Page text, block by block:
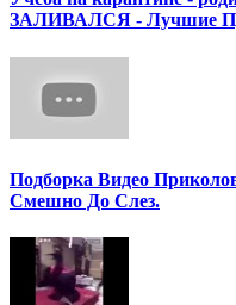
ЗАЛИВАЛСЯ - Лучшие
Подборка Видео
Смешно До Слез.